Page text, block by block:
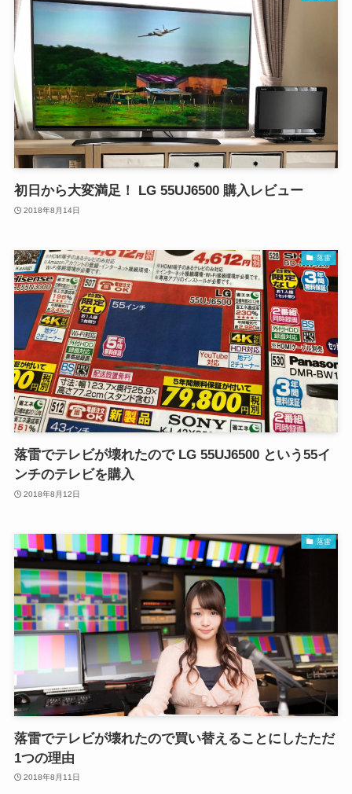
初日から大変満足！ LG 55UJ6500 購入レビュー
2018年8月14日
落雷
落雷でテレビが壊れたので LG 55UJ6500 という55イ
ンチのテレビを購入
2018年8月12日
落雷
落雷でテレビが壊れたので買い替えることにしたただ
1つの理由
2018年8月11日